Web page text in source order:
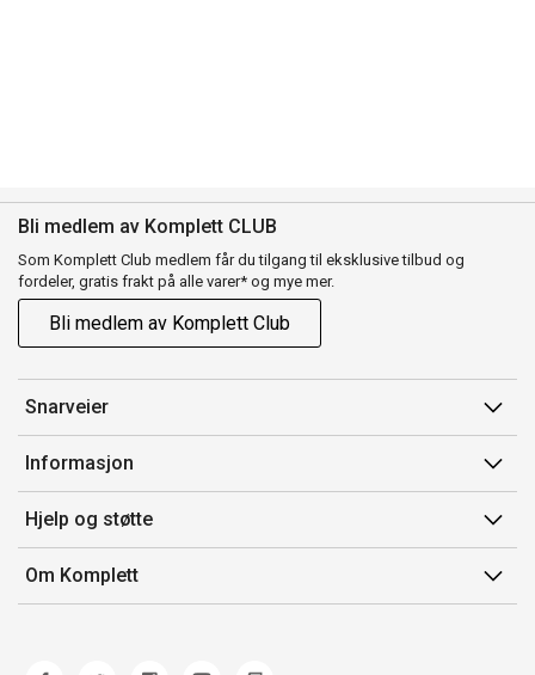
Bli medlem av Komplett CLUB
Som Komplett Club medlem får du tilgang til eksklusive tilbud og
fordeler, gratis frakt på alle varer* og mye mer.
Bli medlem av Komplett Club
Snarveier
Min side
Ordreoversikt
Flex
Komplett Club
Informasjon
Salgsbetingelser
Medlemsvilkår for Komplett Club
Merker/produsent
Hjelp og støtte
Kontakt oss
Kundeservice
Om Komplett